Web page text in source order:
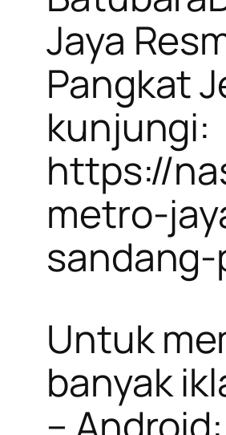
Jaya
Pangkat
kunjungi:
https://
metro-
Untuk
banyak